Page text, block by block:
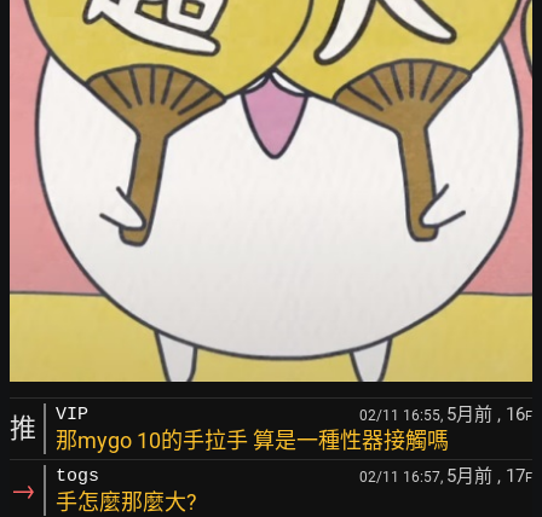
推 VIP 02/11 16:55, 5月前 , 16F
那mygo 10的手拉手 算是一種性器接觸嗎
→ togs 02/11 16:57, 5月前 , 17F
手怎麼那麼大?